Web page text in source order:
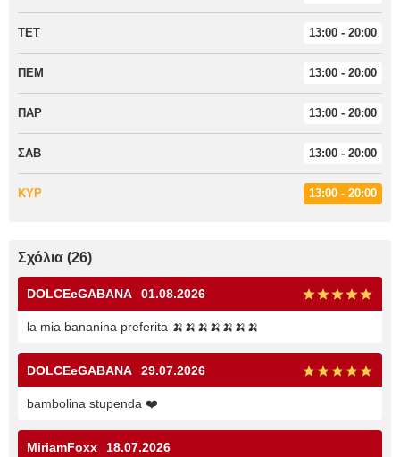
ΤΕΤ 13:00 - 20:00
ΠΕΜ 13:00 - 20:00
ΠΑΡ 13:00 - 20:00
ΣΑΒ 13:00 - 20:00
ΚΥΡ 13:00 - 20:00
Σχόλια (26)
DOLCEeGABANA 01.08.2026
la mia bananina preferita 🍌🍌🍌🍌🍌🍌🍌
DOLCEeGABANA 29.07.2026
bambolina stupenda ❤️
MiriamFoxx 18.07.2026